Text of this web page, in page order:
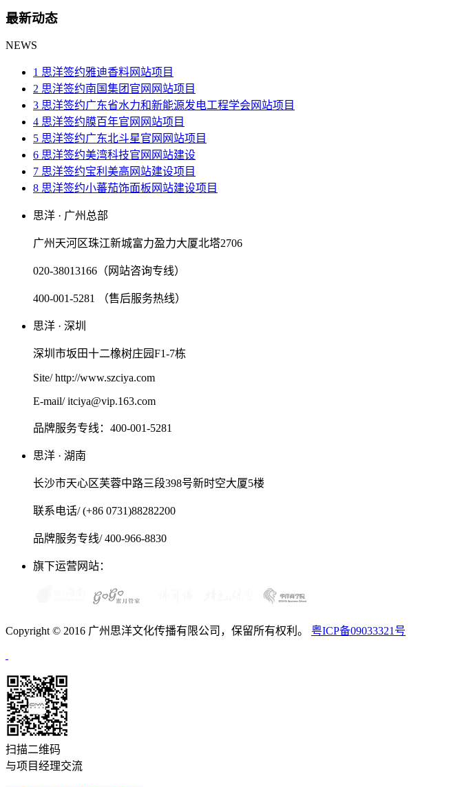
最新动态
NEWS
1 思洋签约雅迪香料网站项目
2 思洋签约南国集团官网网站项目
3 思洋签约广东省水力和新能源发电工程学会网站项目
4 思洋签约膜百年官网网站项目
5 思洋签约广东北斗星官网网站项目
6 思洋签约美湾科技官网网站建设
7 思洋签约宝利美高网站建设项目
8 思洋签约小蕃茄饰面板网站建设项目
思洋 · 广州总部
广州天河区珠江新城富力盈力大厦北塔2706
020-38013166（网站咨询专线）
400-001-5281 （售后服务热线）
思洋 · 深圳
深圳市坂田十二橡树庄园F1-7栋
Site/ http://www.szciya.com
E-mail/ itciya@vip.163.com
品牌服务专线：400-001-5281
思洋 · 湖南
长沙市天心区芙蓉中路三段398号新时空大厦5楼
联系电话/ (+86 0731)88282200
品牌服务专线/ 400-966-8830
旗下运营网站：
Copyright © 2016 广州思洋文化传播有限公司，保留所有权利。 粤ICP备09033321号
扫描二维码
与项目经理交流